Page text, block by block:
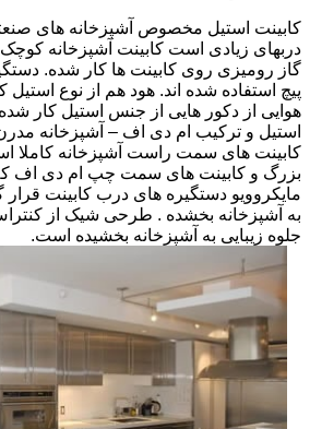
کابینت استیل مخصوص آشپزخانه های
دربهای زیادی است کابینت آشپزخانه
گاز رومیزی روی کابینت ها کار شده.
پیچ استفاده شده اند. هود هم از نوع
هوایی از دکور هایی از جنس استیل کار
استیل و ترکیب ام دی اف – آشپزخانه
کابینت های سمت راست آشپزخانه کاملا
مایکروویو دستگیره های درب کابینت
به آشپزخانه بخشده . طرحی شیک از
جلوه زیبایی به آشپزخانه بخشیده است.